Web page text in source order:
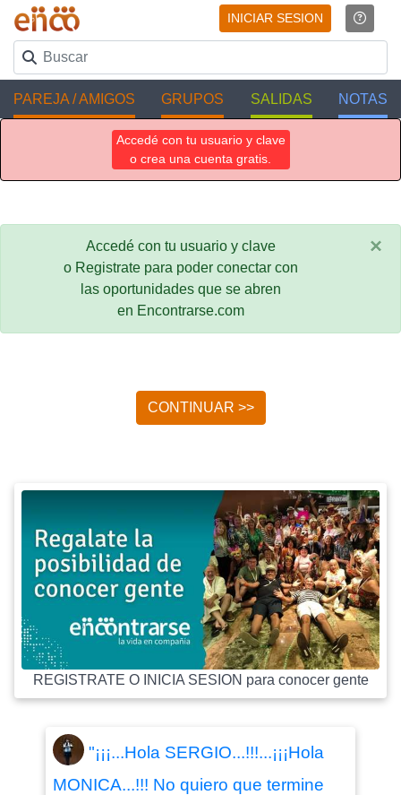
INICIAR SESION
PAREJA / AMIGOS GRUPOS SALIDAS NOTAS
Accedé con tu usuario y clave
o crea una cuenta gratis.
Accedé con tu usuario y clave
o Registrate para poder conectar con
las oportunidades que se abren
en Encontrarse.com
×
CONTINUAR >>
REGISTRATE O INICIA SESION para conocer gente
"¡¡¡...Hola SERGIO...!!!...¡¡¡Hola
MONICA...!!! No quiero que termine